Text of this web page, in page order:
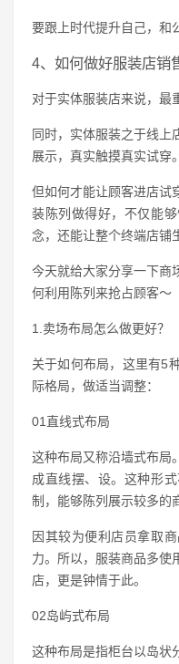
要跟上时代提升自己，和
4、如何做好服装店销
对于实体服装店来说，最
同时，实体服装之于线上
展示，真实触摸真实试穿。
但如何才能让顾客进店试
装陈列做得好，不仅能
念，还能让整个终端店铺
今天就给大家分享一下商
何利用陈列来抢占顾客～
1.卖场布局怎么做更好？
关于如何布局，这里有5
际格局，做适当调整：
01直线式布局
这种布局又称沿墙式布局
成直线摆、设。这种形
制，能够陈列展示较多的
因其较为便利店员拿取
力。所以，服装商品多使
店，更是钟情于此。
02岛屿式布局
这种布局是指柜台以岛状